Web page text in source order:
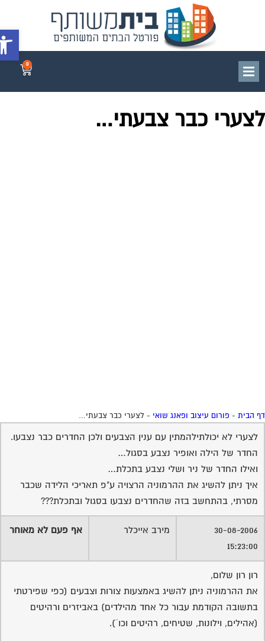
פתח
כבר צבעתי…
הבית- פורום עיצוב ופאנג שואי- לצערי כבר צבעתי…
לצערי לא יכולתילהמתין עם ענין הצבעים ולכן החדרים כבר נצבעו.
החדר של הילה ואופיר נצבע בסגול…
ואילו החדר של ניר ושלי נצבע בתכלת…
איך ניתן להשיג את ההרמוניה הרצויה ע"פ תאריכי הלידה שכבר
מסרתי, בהתחשב בזה שהחדרים נצבעו בסגול ובתכלת???
30-08-2006
15:23:00
מירב אייכלר אף פעם לא מאוחר
רון רון שלום,
את ההרמוניה ניתן להשיג באמצעות צורות וצבעים (כפי שפירטתי
בתשובה הקודמת עבור כל אחד מהילדים) באביזרים ורהיטים
(אהילים, וילונות, שטיחים, רהיטים וכו´).